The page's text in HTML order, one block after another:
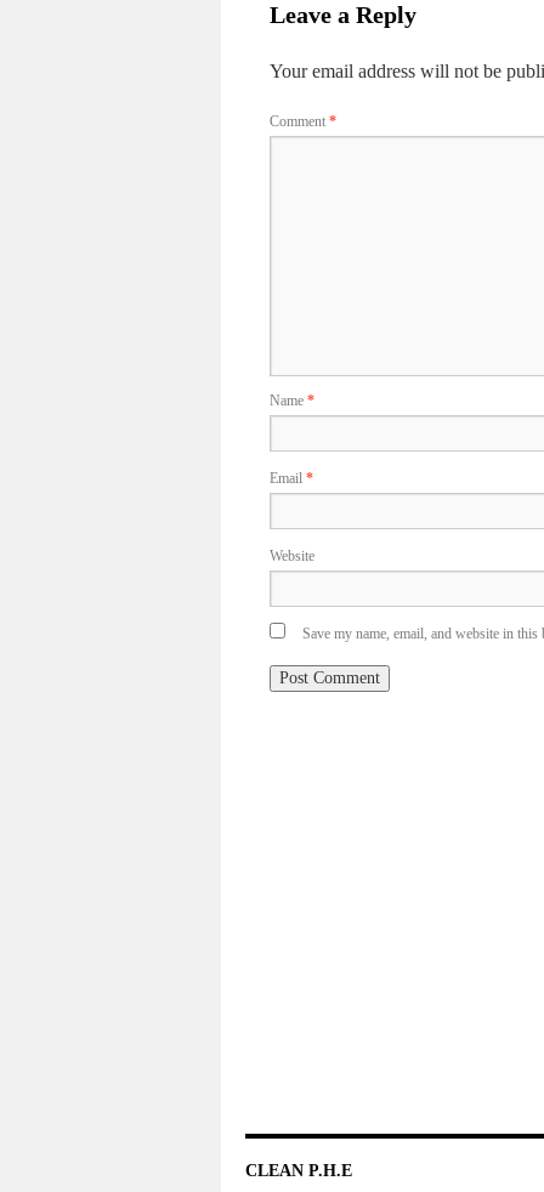
Leave a Reply
Your email address will not be
Comment *
Name *
Email *
Website
Save my name, email, and website in
CLEAN P.H.E